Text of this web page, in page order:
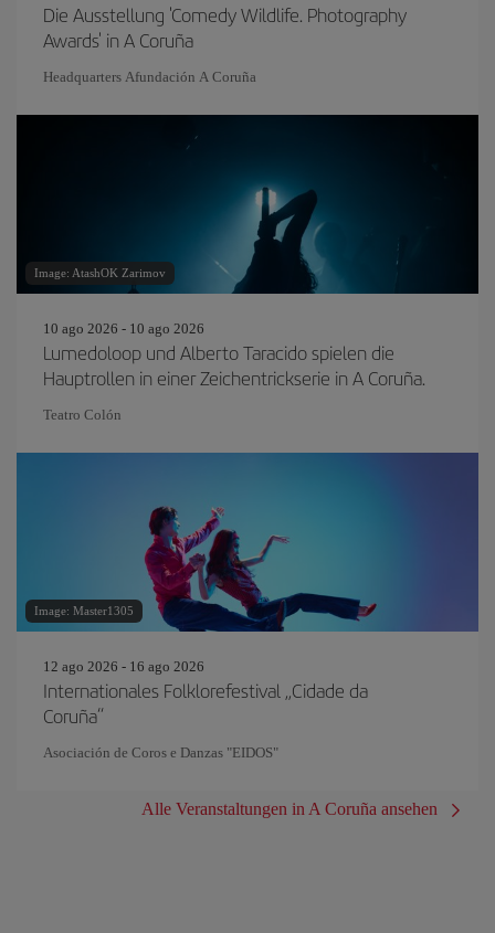
Die Ausstellung 'Comedy Wildlife. Photography
Awards' in A Coruña
Headquarters Afundación A Coruña
Image: AtashOK Zarimov
10 ago 2026 - 10 ago 2026
Lumedoloop und Alberto Taracido spielen die
Hauptrollen in einer Zeichentrickserie in A Coruña.
Teatro Colón
Image: Master1305
12 ago 2026 - 16 ago 2026
Internationales Folklorefestival „Cidade da
Coruña“
Asociación de Coros e Danzas "EIDOS"
Alle Veranstaltungen in A Coruña ansehen